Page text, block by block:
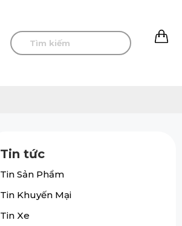
Tin tức
Tin Sản Phẩm
Tin Khuyến Mại
Tin Xe